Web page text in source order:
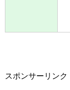
スポンサーリンク